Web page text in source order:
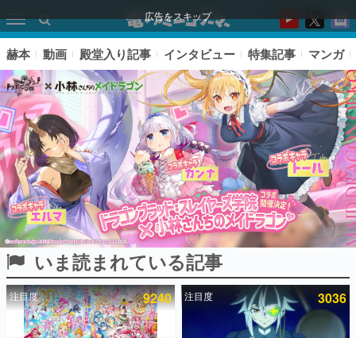
広告をスキップ
ピックアップ
電ファミのいま読まれている記事ランキング
赫本 動画 殿堂入り記事 インタビュー 特集記事 マンガ
いま読まれている記事
注目度 9240 注目度 3036